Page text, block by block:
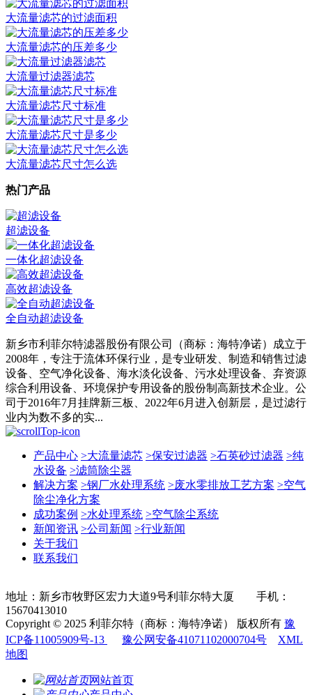
大流量滤芯的过滤面积
大流量滤芯的压差多少
大流量过滤器滤芯
大流量滤芯尺寸标准
大流量滤芯尺寸是多少
大流量滤芯尺寸怎么选
热门产品
超滤设备
一体化超滤设备
高效超滤设备
全自动超滤设备
新乡市利菲尔特滤器股份有限公司（商标：海特净诺）成立于
2008年，专注于流体环保行业，是专业研发、制造和销售过滤
设备、空气净化设备、海水淡化设备、污水处理设备、弃资源
综合利用设备、环境保护专用设备的股份制高新技术企业。公
司于2016年7月挂牌新三板、2022年6月进入创新层，是过滤行
业内为数不多的实...
产品中心 >大流量滤芯 >保安过滤器 >石英砂过滤器 >纯
水设备 >滤筒除尘器
解决方案 >钢厂水处理系统 >废水零排放工艺方案 >空气
除尘净化方案
成功案例 >水处理系统 >空气除尘系统
新闻资讯 >公司新闻 >行业新闻
关于我们
联系我们
地址：新乡市牧野区宏力大道9号利菲尔特大厦 手机：
15670413010
Copyright © 2025 利菲尔特（商标：海特净诺） 版权所有 豫
ICP备11005909号-13
豫公网安备41071102000704号
XML
地图
网站首页